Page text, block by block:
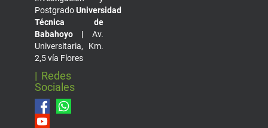
PostgradoUniversidad
Técnica de
Babahoyo | Av.
Universitaria, Km.
2,5 vía Flores
| Redes
Sociales